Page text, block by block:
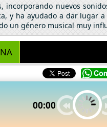
incorporando nuevos
y ha ayudado a dar lugar
un género musical muy
00:00